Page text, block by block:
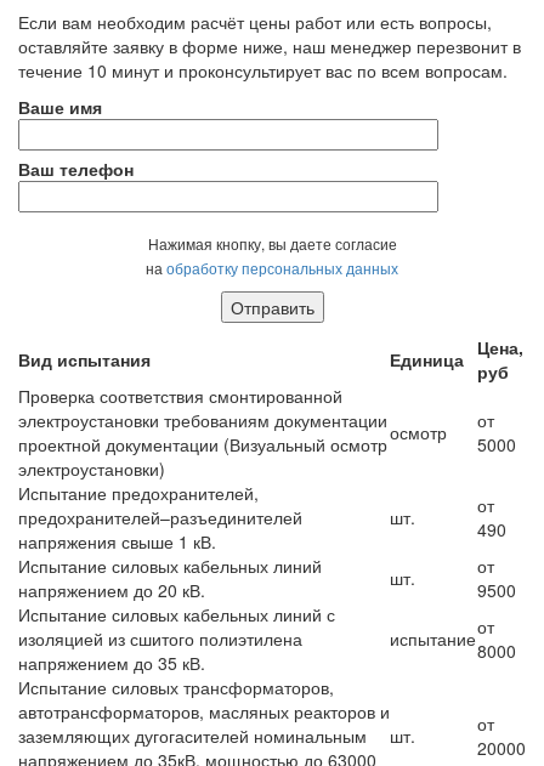
Если вам необходим расчёт цены работ или есть вопросы,
оставляйте заявку в форме ниже, наш менеджер перезвонит в
течение 10 минут и проконсультирует вас по всем вопросам.
Ваше имя
Ваш телефон
Оставьте это поле пустым.Нажимая кнопку, вы даете согласие
на обработку персональных данных
Вид испытания Единица Цена,
руб
Проверка соответствия смонтированной
электроустановки требованиям документации
проектной документации (Визуальный осмотр
электроустановки)
осмотр
от
5000
Испытание предохранителей,
предохранителей–разъединителей
напряжения свыше 1 кВ.
шт.
от
490
Испытание силовых кабельных линий
напряжением до 20 кВ.
шт.
от
9500
Испытание силовых кабельных линий с
изоляцией из сшитого полиэтилена
напряжением до 35 кВ.
испытаниеот
8000
Испытание силовых трансформаторов,
автотрансформаторов, масляных реакторов и
заземляющих дугогасителей номинальным
напряжением до 35кВ. мощностью до 63000
шт.
от
20000